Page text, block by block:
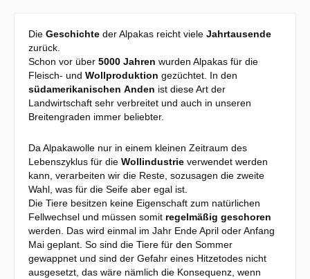
Die Geschichte der Alpakas reicht viele Jahrtausende
zurück.
Schon vor über 5000 Jahren wurden Alpakas für die
Fleisch- und Wollproduktion gezüchtet. In den
südamerikanischen Anden ist diese Art der
Landwirtschaft sehr verbreitet und auch in unseren
Breitengraden immer beliebter.
Da Alpakawolle nur in einem kleinen Zeitraum des
Lebenszyklus für die Wollindustrie verwendet werden
kann, verarbeiten wir die Reste, sozusagen die zweite
Wahl, was für die Seife aber egal ist.
Die Tiere besitzen keine Eigenschaft zum natürlichen
Fellwechsel und müssen somit regelmäßig geschoren
werden. Das wird einmal im Jahr Ende April oder Anfang
Mai geplant. So sind die Tiere für den Sommer
gewappnet und sind der Gefahr eines Hitzetodes nicht
ausgesetzt, das wäre nämlich die Konsequenz, wenn